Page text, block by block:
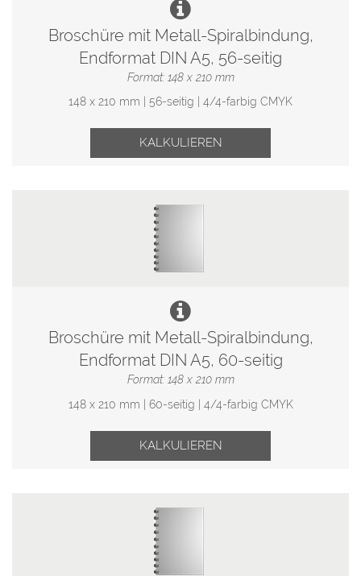
Broschüre mit Metall-Spiralbindung,
Endformat DIN A5, 56-seitig
Format: 148 x 210 mm
148 x 210 mm | 56-seitig | 4/4-farbig CMYK
KALKULIEREN
Broschüre mit Metall-Spiralbindung,
Endformat DIN A5, 60-seitig
Format: 148 x 210 mm
148 x 210 mm | 60-seitig | 4/4-farbig CMYK
KALKULIEREN